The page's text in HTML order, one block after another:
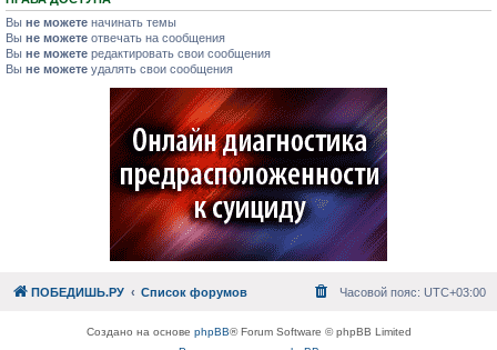
Вы не можете начинать темы
Вы не можете отвечать на сообщения
Вы не можете редактировать свои сообщения
Вы не можете удалять свои сообщения
ПОБЕДИШЬ.РУ Список форумов Часовой пояс: UTC+03:00
Создано на основе phpBB® Forum Software © phpBB Limited